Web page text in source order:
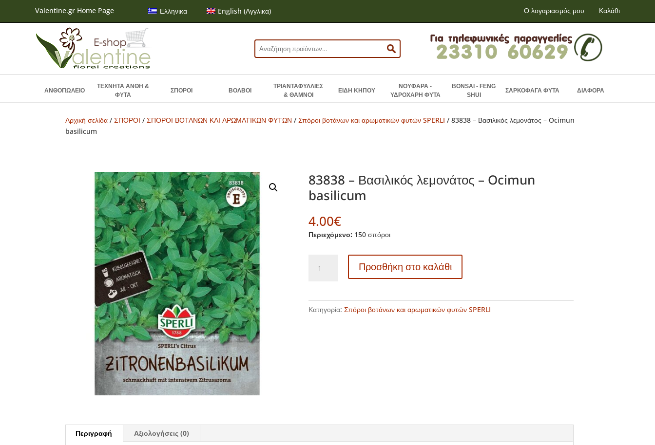
Valentine.gr Home Page Ελληνικα English (Αγγλικα) Ο λογαριασμός μου Καλάθι
Αναζήτηση
για:
ΑΝΘΟΠΩΛΕΙΟ
ΤΕΧΝΗΤΑ ΑΝΘΗ &
ΦΥΤΑ
ΣΠΟΡΟΙ ΒΟΛΒΟΙ
ΤΡΙΑΝΤΑΦΥΛΛΙΕΣ
& ΘΑΜΝΟΙ
ΕΙΔΗ ΚΗΠΟΥ
ΝΟΥΦΑΡΑ -
ΥΔΡΟΧΑΡΗ ΦΥΤΑ
BONSAI - FENG
SHUI
ΣΑΡΚΟΦΑΓΑ ΦΥΤΑ ΔΙΑΦΟΡΑ
Αρχική σελίδα /ΣΠΟΡΟΙ /ΣΠΟΡΟΙ ΒΟΤΑΝΩΝ ΚΑΙ ΑΡΩΜΑΤΙΚΩΝ ΦΥΤΩΝ /Σπόροι βοτάνων και αρωματικών φυτών SPERLI / 83838 – Βασιλικός λεμονάτος – Ocimun
basilicum
83838 – Βασιλικός λεμονάτος – Ocimun
basilicum
4.00€
Περιεχόμενο: 150 σπόροι
Ocimun
Προσθήκη στο καλάθι
Κατηγορία:Σπόροι βοτάνων και αρωματικών φυτών SPERLI
Περιγραφή Αξιολογήσεις (0)